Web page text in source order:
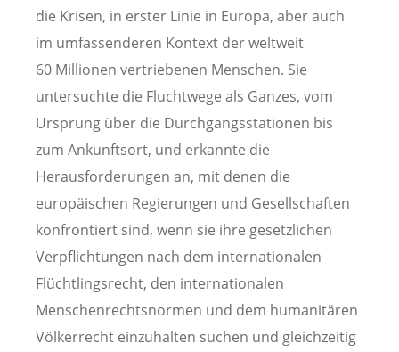
die Krisen, in erster Linie in Europa, aber auch
im umfassenderen Kontext der weltweit
60 Millionen vertriebenen Menschen. Sie
untersuchte die Fluchtwege als Ganzes, vom
Ursprung über die Durchgangsstationen bis
zum Ankunftsort, und erkannte die
Herausforderungen an, mit denen die
europäischen Regierungen und Gesellschaften
konfrontiert sind, wenn sie ihre gesetzlichen
Verpflichtungen nach dem internationalen
Flüchtlingsrecht, den internationalen
Menschenrechtsnormen und dem humanitären
Völkerrecht einzuhalten suchen und gleichzeitig